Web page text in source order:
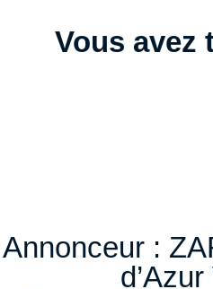
Vous avez
Annonceur :